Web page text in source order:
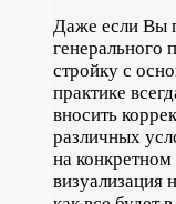
Даже если Вы
генерального
стройку с
практике
вносить
различных
на
визуализация